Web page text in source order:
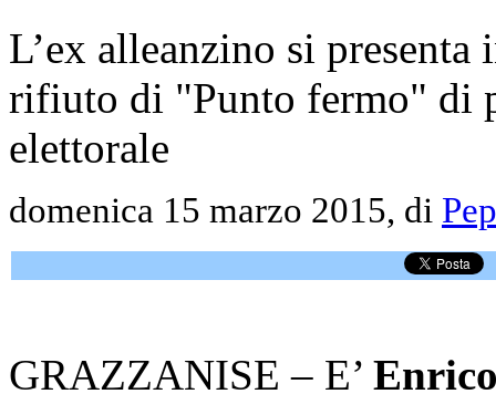
L’ex alleanzino si
rifiuto di "Punto fermo" di
elettorale
domenica 15 marzo 2015, di
GRAZZANISE – E’